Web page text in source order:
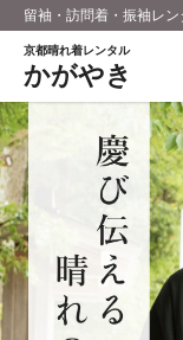
留袖・訪問着・振袖レ
京都晴れ着レンタル
かがやき